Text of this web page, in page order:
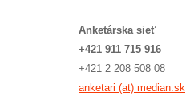
Anketárska sieť
+421 911 715 916
+421 2 208 508 08
anketari (at) median.sk